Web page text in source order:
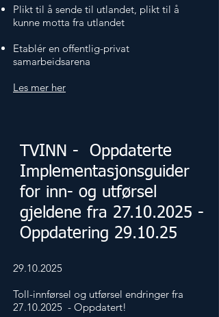
Plikt til å sende til utlandet, plikt til å
kunne motta fra utlandet
Etablér en offentlig-privat
samarbeidsarena
Les mer her
TVINN - Oppdaterte
Implementasjonsguider
for inn- og utførsel
gjeldene fra 27.10.2025 -
Oppdatering 29.10.25
29.10.2025
Toll-innførsel og utførsel endringer fra
27.10.2025 - Oppdatert!